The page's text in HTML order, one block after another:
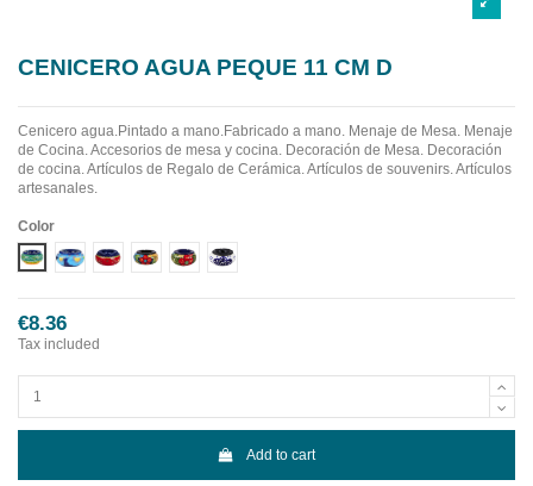
CENICERO AGUA PEQUE 11 CM D
Cenicero agua.Pintado a mano.Fabricado a mano. Menaje de Mesa. Menaje
de Cocina. Accesorios de mesa y cocina. Decoración de Mesa. Decoración
de cocina. Artículos de Regalo de Cerámica. Artículos de souvenirs. Artículos
artesanales.
Color
Diseño 1Diseño 2Diseño 3Diseño 4Diseño 5Diseño 6
€8.36
Tax included
Add to cart